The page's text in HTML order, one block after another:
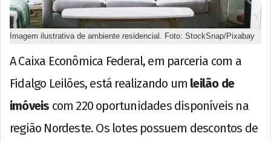
Imagem ilustrativa de ambiente residencial. Foto: StockSnap/Pixabay
A Caixa Econômica Federal, em parceria com a
Fidalgo Leilões, está realizando um leilão de
imóveis com 220 oportunidades disponíveis na
região Nordeste. Os lotes possuem descontos de